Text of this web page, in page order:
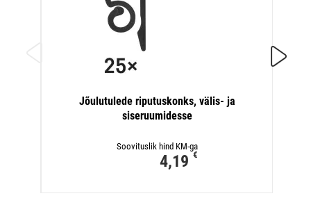
Jõulutulede riputuskonks, välis- ja
siseruumidesse
Soovituslik hind KM-ga
4,19 €